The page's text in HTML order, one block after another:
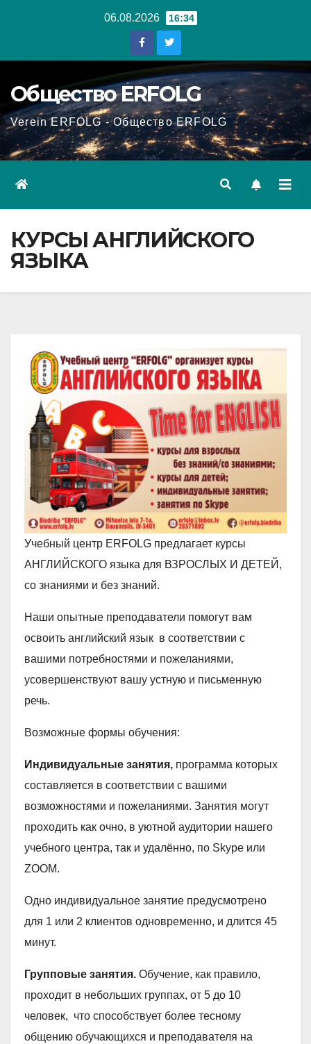
06.08.2026 16:34
Общество ERFOLG
Verein ERFOLG - Общество ERFOLG
КУРСЫ АНГЛИЙСКОГО
ЯЗЫКА
Учебный центр ERFOLG предлагает курсы
АНГЛИЙСКОГО языка для ВЗРОСЛЫХ И ДЕТЕЙ,
со знаниями и без знаний.
Наши опытные преподаватели помогут вам
освоить английский язык в соответствии с
вашими потребностями и пожеланиями,
усовершенствуют вашу устную и письменную
речь.
Возможные формы обучения:
Индивидуальные занятия, программа которых
составляется в соответствии с вашими
возможностями и пожеланиями. Занятия могут
проходить как очно, в уютной аудитории нашего
учебного центра, так и удалённо, по Skype или
ZOOM.
Одно индивидуальное занятие предусмотрено
для 1 или 2 клиентов одновременно, и длится 45
минут.
Групповые занятия. Обучение, как правило,
проходит в небольших группах, от 5 до 10
человек, что способствует более тесному
общению обучающихся и преподавателя на